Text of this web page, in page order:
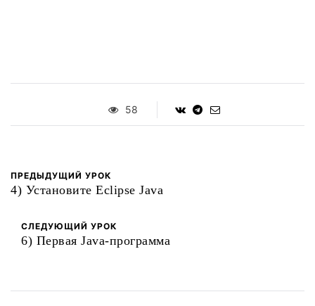
58
ПРЕДЫДУЩИЙ УРОК
4) Установите Eclipse Java
СЛЕДУЮЩИЙ УРОК
6) Первая Java-программа